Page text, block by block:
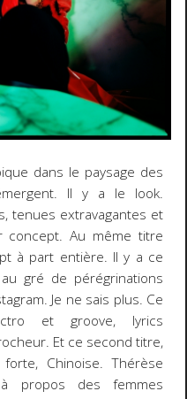
dans le paysage des
Il y a le look.
tenues extravagantes et
concept. Au même titre
à part entière. Il y a ce
gré de pérégrinations
Je ne sais plus. Ce
et groove, lyrics
Et ce second titre,
Chinoise. Thérèse
propos des femmes